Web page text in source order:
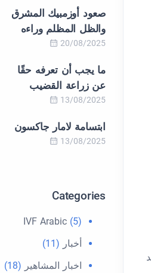
صعود أوزمبيك المشرق
والظل المظلم وراءه
20/08/2025
ما يجب أن تعرفه حقًا
عن زراعة القضيب
13/08/2025
ابتسامة لامار جاكسون
13/08/2025
Categories
IVF Arabic (5)
أخبار (11)
اخبار المشاهير (18)